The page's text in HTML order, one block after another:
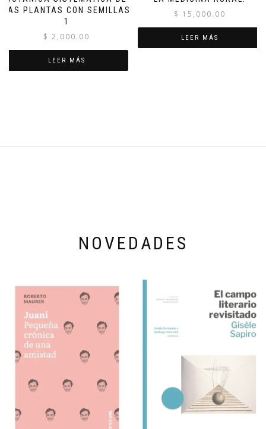
LAS PLANTAS CON SEMILLAS
1
$ 2,000.00
LEER MÁS
$ 15,000.00
LEER MÁS
NOVEDADES